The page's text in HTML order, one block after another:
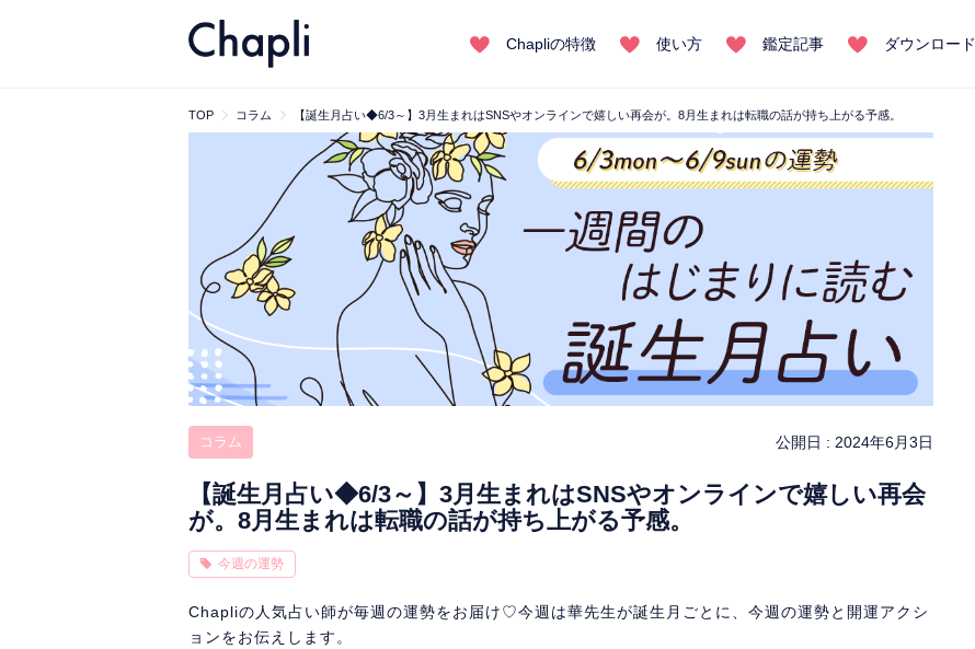
Chapliの特徴 使い方 鑑定記事 ダウンロード
TOP コラム 【誕生月占い◆6/3～】3月生まれはSNSやオンラインで嬉しい再会が。8月生まれは転職の話が持ち上がる予感。
コラム 公開日 : 2024年6月3日
【誕生月占い◆6/3～】3月生まれはSNSやオンラインで嬉しい再会
が。8月生まれは転職の話が持ち上がる予感。
今週の運勢
Chapliの人気占い師が毎週の運勢をお届け♡今週は華先生が誕生月ごとに、今週の運勢と開運アクシ
ョンをお伝えします。